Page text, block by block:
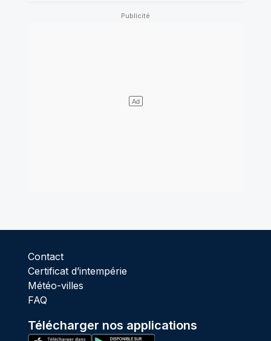
Contact
Certificat d’intempérie
Météo-villes
FAQ
Télécharger nos applications